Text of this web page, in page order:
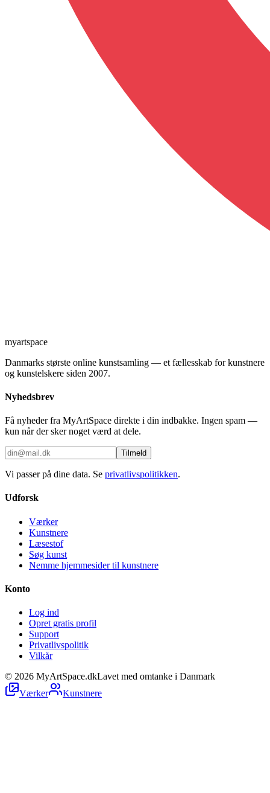
myartspace
Danmarks største online kunstsamling — et fællesskab for kunstnere
og kunstelskere siden 2007.
Nyhedsbrev
Få nyheder fra MyArtSpace direkte i din indbakke. Ingen spam —
kun når der sker noget værd at dele.
Tilmeld
Vi passer på dine data. Se privatlivspolitikken.
Udforsk
Værker
Kunstnere
Læsestof
Søg kunst
Nemme hjemmesider til kunstnere
Konto
Log ind
Opret gratis profil
Support
Privatlivspolitik
Vilkår
© 2026 MyArtSpace.dkLavet med omtanke i Danmark
Værker
Kunstnere